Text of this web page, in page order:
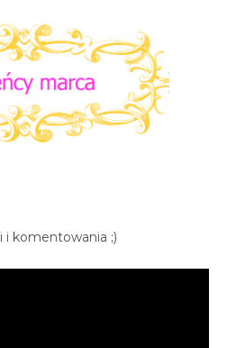
i komentowania ;)